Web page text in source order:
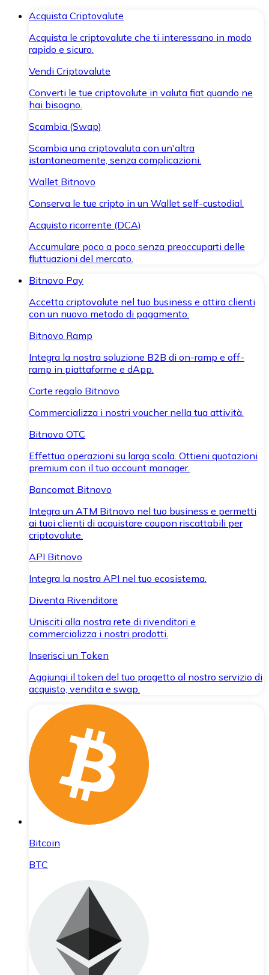
Acquista Criptovalute
Acquista le criptovalute che ti interessano in modo
rapido e sicuro.
Vendi Criptovalute
Converti le tue criptovalute in valuta fiat quando ne
hai bisogno.
Scambia (Swap)
Scambia una criptovaluta con un'altra
istantaneamente, senza complicazioni.
Wallet Bitnovo
Conserva le tue cripto in un Wallet self-custodial.
Acquisto ricorrente (DCA)
Accumulare poco a poco senza preoccuparti delle
fluttuazioni del mercato.
Bitnovo Pay
Accetta criptovalute nel tuo business e attira clienti
con un nuovo metodo di pagamento.
Bitnovo Ramp
Integra la nostra soluzione B2B di on-ramp e off-
ramp in piattaforme e dApp.
Carte regalo Bitnovo
Commercializza i nostri voucher nella tua attività.
Bitnovo OTC
Effettua operazioni su larga scala. Ottieni quotazioni
premium con il tuo account manager.
Bancomat Bitnovo
Integra un ATM Bitnovo nel tuo business e permetti
ai tuoi clienti di acquistare coupon riscattabili per
criptovalute.
API Bitnovo
Integra la nostra API nel tuo ecosistema.
Diventa Rivenditore
Unisciti alla nostra rete di rivenditori e
commercializza i nostri prodotti.
Inserisci un Token
Aggiungi il token del tuo progetto al nostro servizio di
acquisto, vendita e swap.
Bitcoin
BTC